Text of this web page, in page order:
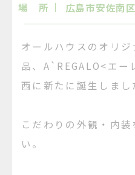
場 所
広島市安佐南
オールハウスのオリ
品、A`REGALO<エー
西に新たに誕生しまし
こだわりの外観・内
い。